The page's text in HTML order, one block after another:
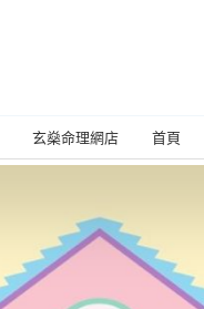
玄燊命理網店 首頁